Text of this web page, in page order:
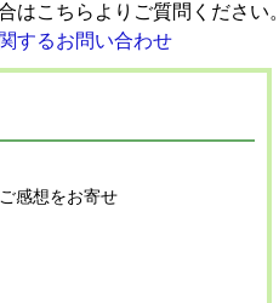
はこちらよりご質問ください。
感想をお寄せ